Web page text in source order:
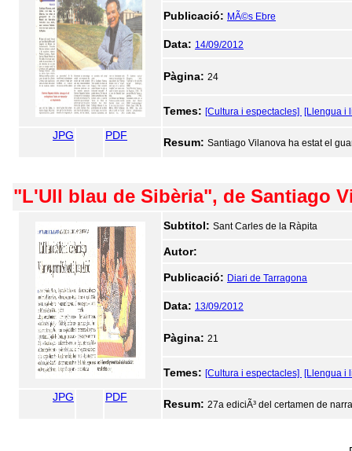
Publicació: MÃ©s Ebre
Data: 14/09/2012
Pàgina: 24
Temes: [Cultura i espectacles] [Llengua i
JPG PDF
Resum: Santiago Vilanova ha estat el
"L'Ull blau de Sibèria", de Santiago
Subtitol: Sant Carles de la Ràpita
Autor:
Publicació: Diari de Tarragona
Data: 13/09/2012
Pàgina: 21
Temes: [Cultura i espectacles] [Llengua i
JPG PDF
Resum: 27a ediciÃ³ del certamen de